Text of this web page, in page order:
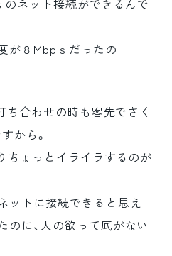
のネット接続ができるんで
が８Mbpｓだったの
打ち合わせの時も客先でさく
から。
ちょっとイライラするのが
ットに接続できると思え
のに、人の欲って底がない